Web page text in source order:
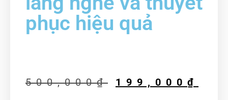
phục hiệu quả
500,000₫ 199,000 ₫